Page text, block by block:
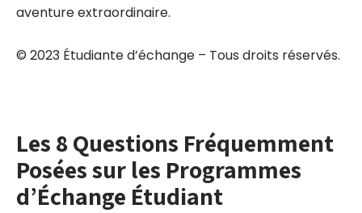
aventure extraordinaire.
© 2023 Étudiante d’échange – Tous droits réservés.
Les 8 Questions Fréquemment
Posées sur les Programmes
d’Échange Étudiant